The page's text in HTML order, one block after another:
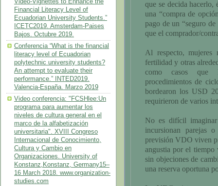
Video-Vignettes to Enhance the
Financial Literacy Level of
Ecuadorian University Students.”
ICETC2019. Amsterdam-Paises
Bajos. Octubre 2019.
Conferencia “What is the financial
literacy level of Ecuadorian
polytechnic university students?
An attempt to evaluate their
performance.” INTED2019.
Valencia-España. Marzo 2019
Video conferencia: "FCSHlee:Un
programa para aumentar los
niveles de cultura general en el
marco de la alfabetización
universitaria". XVIII Congreso
Internacional de Conocimiento,
Cultura y Cambio en
Organizaciones. University of
Konstanz,Konstanz, Germany15–
16 March 2018. www.organization-
studies.com
que se decida hacerlo,
una “compra de
pago de un “seguro
que el comprador/
Al respecto, mujeres
fertilidad y otras
como casos que
procedimientos de
bordearon los USD
requirieron de varios
No es difícil
incursionan parejas
previsión VDO viven
angustia por el tiempo
sin objeciones de
una reserva oportuna